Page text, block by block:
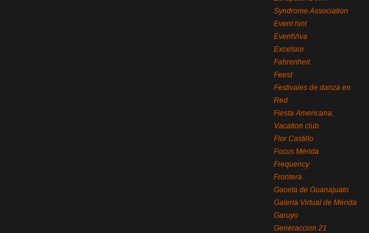
Syndrome Association
Event hint
EventViva
Excelsior
Fahrenheit
Feest
Festivales de danza en
Red
Fiesta Americana,
Vacation club
Flor Castillo
Focus Mérida
Frequency
Frontera
Gaceta de Guanajuato
Galería Virtual de Mérida
Garuyo
Generaccion 21